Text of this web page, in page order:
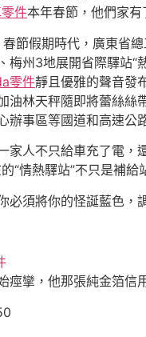
件本年春節，他們家有
節假期時代，廣東省
州3地展開省際驛站“
零件靜且優雅的聲音發
油林天秤隨即將蕾絲絲
事區等國道和高速公
家人不只給車充了電，
“情熱驛站”不只是補給
必須將你的怪誕藍色，
痙攣，他那張純金箔信